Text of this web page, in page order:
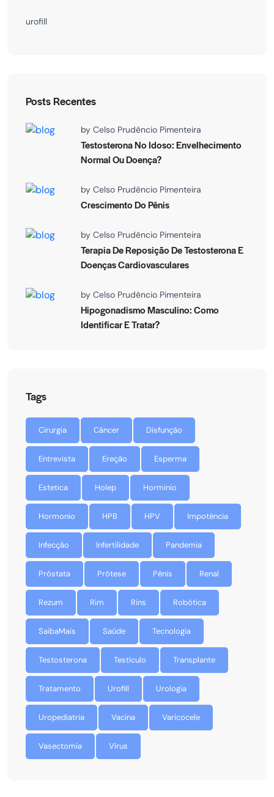
urofill
Posts Recentes
by Celso Prudêncio Pimenteira
Testosterona No Idoso: Envelhecimento
Normal Ou Doença?
by Celso Prudêncio Pimenteira
Crescimento Do Pênis
by Celso Prudêncio Pimenteira
Terapia De Reposição De Testosterona E
Doenças Cardiovasculares
by Celso Prudêncio Pimenteira
Hipogonadismo Masculino: Como
Identificar E Tratar?
Tags
Cirurgia Câncer Disfunção
Entrevista Ereção Esperma
Estetica Holep Horminio
Hormonio HPB HPV Impotência
Infecção Infertilidade Pandemia
Próstata Prótese Pênis Renal
Rezum Rim Rins Robótica
SaibaMais Saúde Tecnologia
Testosterona Testículo Transplante
Tratamento Urofill Urologia
Uropediatria Vacina Varicocele
Vasectomia Vírus